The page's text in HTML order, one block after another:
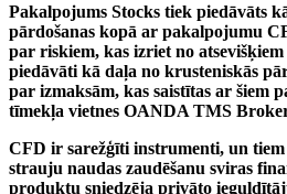
Pakalpojums Stocks tiek piedāvāts
pārdošanas kopā ar pakalpojumu
par riskiem, kas izriet no
piedāvāti kā daļa no krusteniskās
par izmaksām, kas saistītas ar šiem
tīmekļa vietnes OANDA TMS
CFD ir sarežģīti instrumenti, un
strauju naudas zaudēšanu sviras
produktu sniedzēja privāto